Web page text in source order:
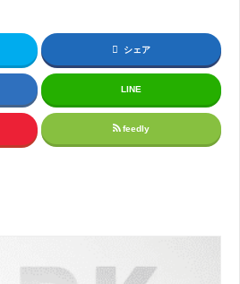
シェア
LINE
feedly